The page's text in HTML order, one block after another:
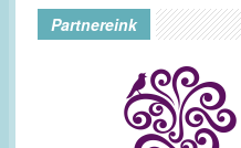
Partnereink